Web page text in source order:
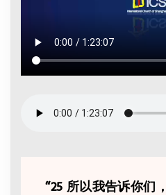
“25 所以我告诉你们